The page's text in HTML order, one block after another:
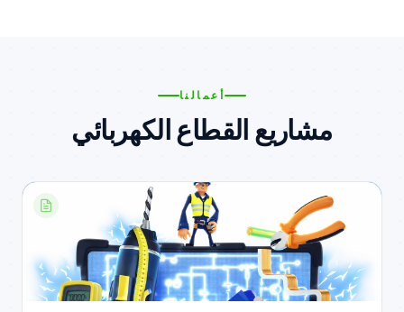
أعمالنا
مشاريع القطاع الكهربائي